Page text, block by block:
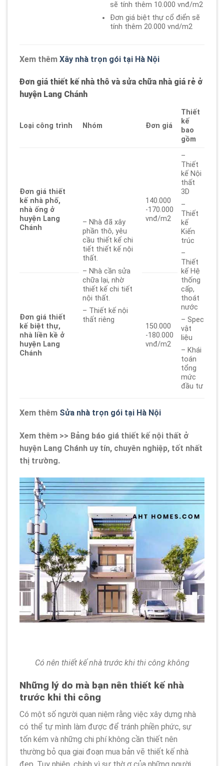
sẽ tính thêm 10.000 vnđ/m2
Đơn giá biệt thự cổ điển sẽ
tính thêm 20.000 vnd/m2
Xem thêm Xây nhà trọn gói tại Hà Nội
Đơn giá thiết kế nhà thô và sửa chữa nhà giá rẻ ở
huyện Lang Chánh
Loại công trình Nhóm Đơn giá
Thiết
kế
bao
gồm
Đơn giá thiết
kế nhà phố,
nhà ống ở
huyện Lang
Chánh
– Nhà đã xây
phần thô, yêu
cầu thiết kế chi
tiết thiết kế nội
thất.
– Nhà cần sửa
chữa lại, nhờ
thiết kế chi tiết
nội thất.
– Thiết kế nội
thất riêng
140.000
-170.000
vnđ/m2
–
Thiết
kế Nội
thất
3D
–
Thiết
kế
Kiến
trúc
–
Thiết
kế Hệ
thống
cấp,
thoát
nước
– Spec
vật
liệu
– Khái
toán
tổng
mức
đầu tư
Đơn giá thiết
kế biệt thự,
nhà liền kề ở
huyện Lang
Chánh
150.000
-180.000
vnđ/m2
Xem thêm Sửa nhà trọn gói tại Hà Nội
Xem thêm >> Bảng báo giá thiết kế nội thất ở
huyện Lang Chánh uy tín, chuyên nghiệp, tốt nhất
thị trường.
Có nên thiết kế nhà trước khi thi công không
Những lý do mà bạn nên thiết kế nhà
trước khi thi công
Có một số người quan niệm rằng việc xây dựng nhà
có thể tự mình làm được để tránh phiền phức, sự
tốn kém và những chi phí không cần thiết nên
thường bỏ qua giai đoạn mua bản vẽ thiết kế nhà